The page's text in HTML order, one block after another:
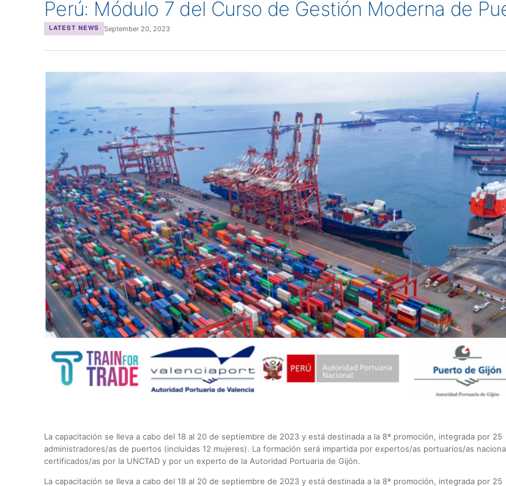
Perú: Módulo 7 del Curso de Gestión Moderna de
LATEST NEWS September 20, 2023
La capacitación se lleva a cabo del 18 al 20 de septiembre de 2023 y está destinada a la 8ª promoción, integrada por 25
administradores/as de puertos (incluidas 12 mujeres). La formación será impartida por expertos/as portuarios/as
certificados/as por la UNCTAD y por un experto de la Autoridad Portuaria de Gijón.
La capacitación se lleva a cabo del 18 al 20 de septiembre de 2023 y está destinada a la 8ª promoción, integrada por 25